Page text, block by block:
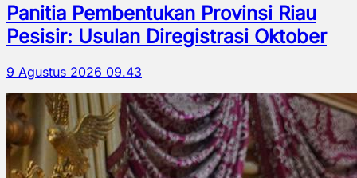
Panitia Pembentukan Provinsi Riau
Pesisir: Usulan Diregistrasi Oktober
9 Agustus 2026 09.43